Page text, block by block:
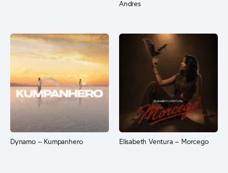
Andres
Dynamo – Kumpanhero Elisabeth Ventura – Morcego